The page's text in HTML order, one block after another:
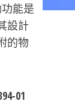
功能是
設計
的物
01